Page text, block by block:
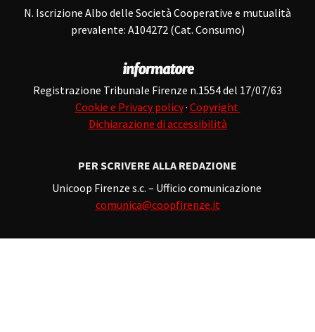
N. Iscrizione Albo delle Società Cooperative e mutualità
prevalente: A104272 (Cat. Consumo)
Registrazione Tribunale Firenze n.1554 del 17/07/63
Cookie e Privacy policy· Copyright
Dichiarazione di accessibilità
PER SCRIVERE ALLA REDAZIONE
Unicoop Firenze s.c. – Ufficio comunicazione
comunica@coopfirenze.it